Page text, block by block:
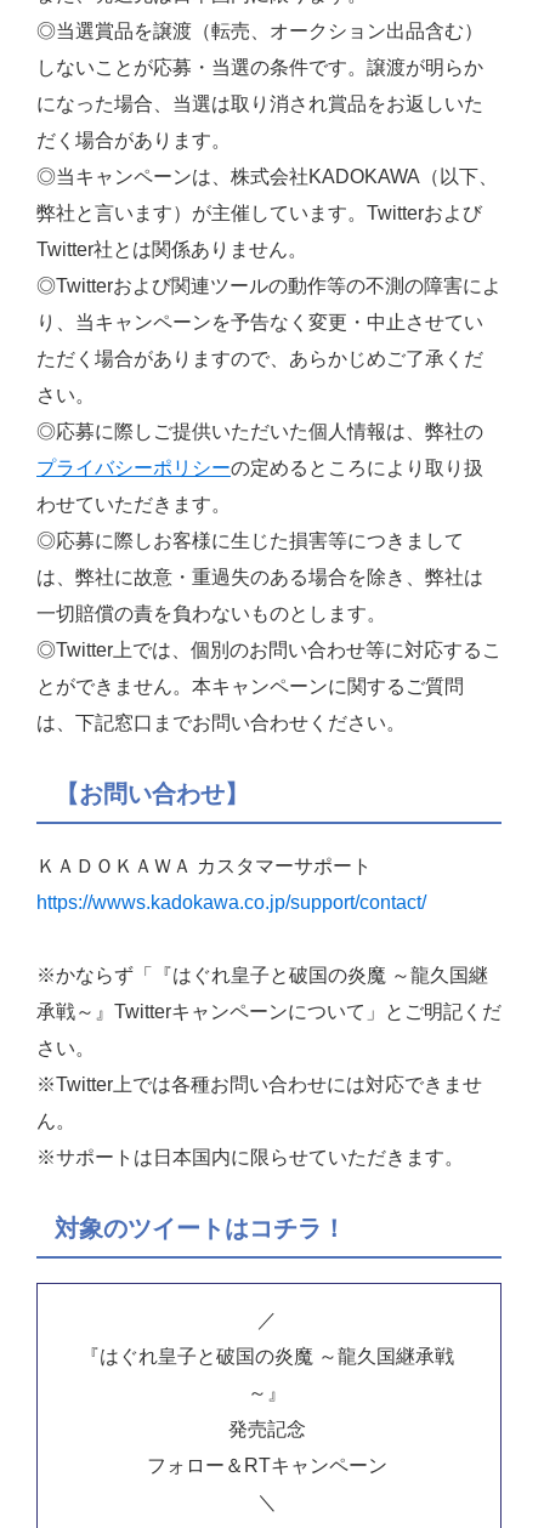
◎当選賞品を譲渡（転売、オークション出品含む）
しないことが応募・当選の条件です。譲渡が明らか
になった場合、当選は取り消され賞品をお返しいた
だく場合があります。
◎当キャンペーンは、株式会社KADOKAWA（以下、
弊社と言います）が主催しています。Twitterおよび
Twitter社とは関係ありません。
◎Twitterおよび関連ツールの動作等の不測の障害によ
り、当キャンペーンを予告なく変更・中止させてい
ただく場合がありますので、あらかじめご了承くだ
さい。
◎応募に際しご提供いただいた個人情報は、弊社の
プライバシーポリシーの定めるところにより取り扱
わせていただきます。
◎応募に際しお客様に生じた損害等につきまして
は、弊社に故意・重過失のある場合を除き、弊社は
一切賠償の責を負わないものとします。
◎Twitter上では、個別のお問い合わせ等に対応するこ
とができません。本キャンペーンに関するご質問
は、下記窓口までお問い合わせください。
【お問い合わせ】
ＫＡＤＯＫＡＷＡ カスタマーサポート
https://wwws.kadokawa.co.jp/support/contact/
※かならず「『はぐれ皇子と破国の炎魔 ～龍久国継
承戦～』Twitterキャンペーンについて」とご明記くだ
さい。
※Twitter上では各種お問い合わせには対応できませ
ん。
※サポートは日本国内に限らせていただきます。
対象のツイートはコチラ！
／
『はぐれ皇子と破国の炎魔 ～龍久国継承戦
～』
発売記念
フォロー＆RTキャンペーン
＼